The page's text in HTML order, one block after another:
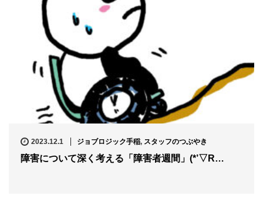
2023.12.1 ジョブロジック手稲, スタッフのつぶやき
障害について深く考える「障害者週間」(*’▽R…